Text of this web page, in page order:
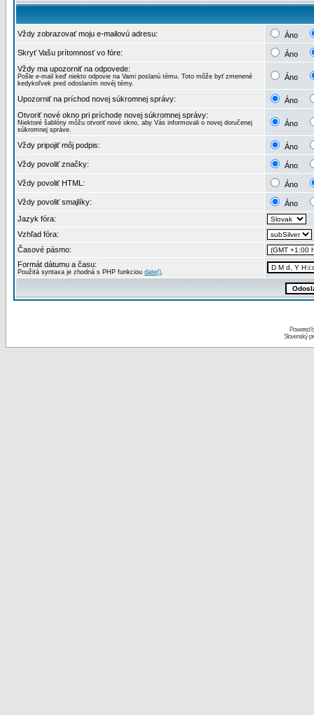
Vždy zobrazovať moju e-mailovú adresu: Áno
Skryť Vašu prítomnosť vo fóre:
Áno
Vždy ma upozorniť na odpovede:
Pošle e-mail keď niekto odpovie na Vami poslanú tému. Toto môže byť zmenené
kedykoľvek pred odoslaním novéj témy.
Áno
Upozorniť na príchod novej súkromnej správy:
Áno
Otvoriť nové okno pri príchode novej súkromnej správy:
Niektoré šablóny môžu otvoriť nové okno, aby Vás informovali o novej doručenej
súkromnej správe.
Áno
Vždy pripojiť môj podpis: Áno
Vždy povoliť značky: Áno
Vždy povoliť HTML: Áno
Vždy povoliť smajlíky:
Áno
Jazyk fóra:
Vzhľad fóra:
Časové pásmo:
Formát dátumu a času:
Použitá syntaxa je zhodná s PHP funkciou date().
Powered
Slovenský